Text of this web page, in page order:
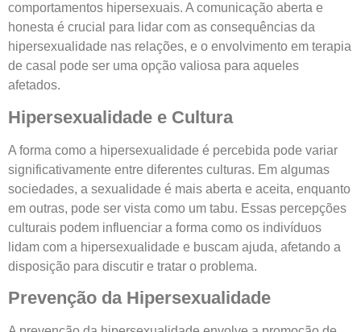
comportamentos hipersexuais. A comunicação aberta e
honesta é crucial para lidar com as consequências da
hipersexualidade nas relações, e o envolvimento em terapia
de casal pode ser uma opção valiosa para aqueles
afetados.
Hipersexualidade e Cultura
A forma como a hipersexualidade é percebida pode variar
significativamente entre diferentes culturas. Em algumas
sociedades, a sexualidade é mais aberta e aceita, enquanto
em outras, pode ser vista como um tabu. Essas percepções
culturais podem influenciar a forma como os indivíduos
lidam com a hipersexualidade e buscam ajuda, afetando a
disposição para discutir e tratar o problema.
Prevenção da Hipersexualidade